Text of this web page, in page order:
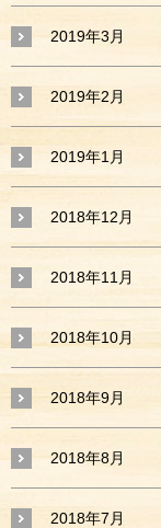
2019年3月
2019年2月
2019年1月
2018年12月
2018年11月
2018年10月
2018年9月
2018年8月
2018年7月